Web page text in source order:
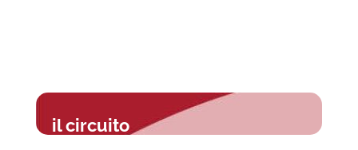
il circuito